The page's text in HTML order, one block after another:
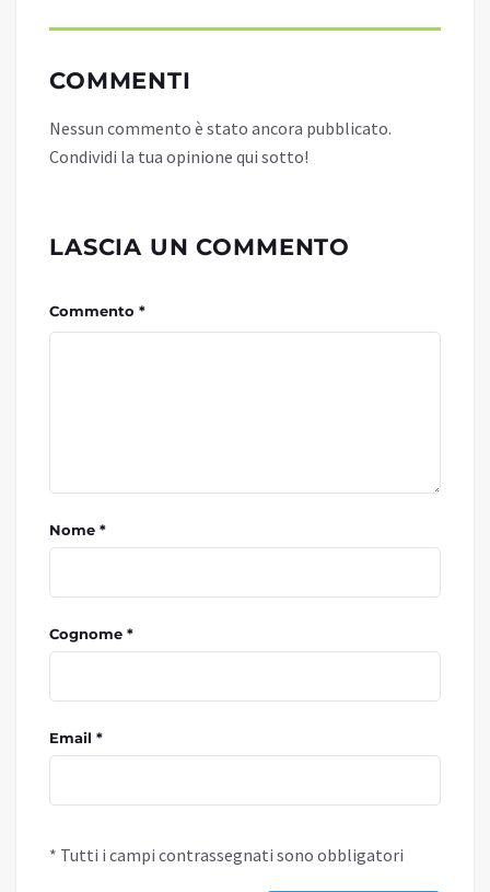
COMMENTI
Nessun commento è stato ancora pubblicato.
Condividi la tua opinione qui sotto!
LASCIA UN COMMENTO
Commento *
Nome *
Cognome *
Email *
* Tutti i campi contrassegnati sono obbligatori